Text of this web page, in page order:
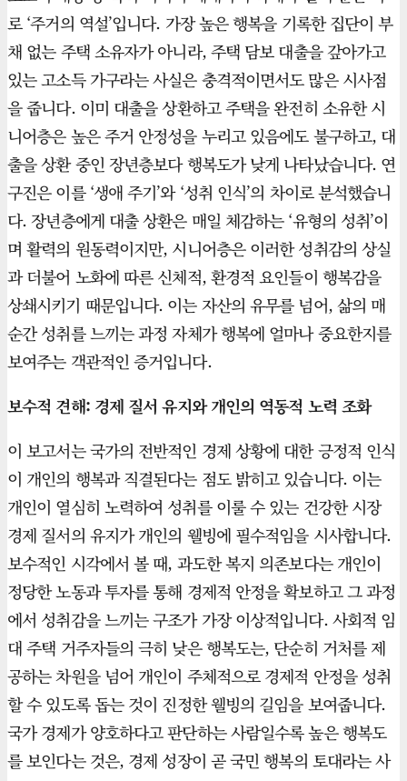
로 ‘주거의 역설’입니다. 가장 높은 행복을 기록한 집단이 부
채 없는 주택 소유자가 아니라, 주택 담보 대출을 갚아가고
있는 고소득 가구라는 사실은 충격적이면서도 많은 시사점
을 줍니다. 이미 대출을 상환하고 주택을 완전히 소유한 시
니어층은 높은 주거 안정성을 누리고 있음에도 불구하고, 대
출을 상환 중인 장년층보다 행복도가 낮게 나타났습니다. 연
구진은 이를 ‘생애 주기’와 ‘성취 인식’의 차이로 분석했습니
다. 장년층에게 대출 상환은 매일 체감하는 ‘유형의 성취’이
며 활력의 원동력이지만, 시니어층은 이러한 성취감의 상실
과 더불어 노화에 따른 신체적, 환경적 요인들이 행복감을
상쇄시키기 때문입니다. 이는 자산의 유무를 넘어, 삶의 매
순간 성취를 느끼는 과정 자체가 행복에 얼마나 중요한지를
보여주는 객관적인 증거입니다.
보수적 견해: 경제 질서 유지와 개인의 역동적 노력 조화
이 보고서는 국가의 전반적인 경제 상황에 대한 긍정적 인식
이 개인의 행복과 직결된다는 점도 밝히고 있습니다. 이는
개인이 열심히 노력하여 성취를 이룰 수 있는 건강한 시장
경제 질서의 유지가 개인의 웰빙에 필수적임을 시사합니다.
보수적인 시각에서 볼 때, 과도한 복지 의존보다는 개인이
정당한 노동과 투자를 통해 경제적 안정을 확보하고 그 과정
에서 성취감을 느끼는 구조가 가장 이상적입니다. 사회적 임
대 주택 거주자들의 극히 낮은 행복도는, 단순히 거처를 제
공하는 차원을 넘어 개인이 주체적으로 경제적 안정을 성취
할 수 있도록 돕는 것이 진정한 웰빙의 길임을 보여줍니다.
국가 경제가 양호하다고 판단하는 사람일수록 높은 행복도
를 보인다는 것은, 경제 성장이 곧 국민 행복의 토대라는 사